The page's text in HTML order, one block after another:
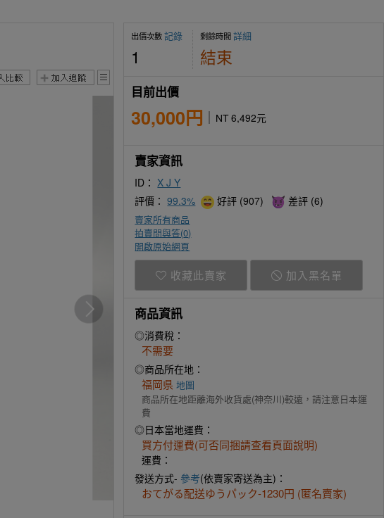
出價次數記錄
1
剩餘時間詳細
結束
目前出價
30,000円 NT 6,492元
賣家資訊
ID：X J Y
評價：99.3% 好評 (907) 差評 (6)
賣家所有商品
拍賣問與答(0)
開啟原始網頁
收藏此賣家 加入黑名單
商品資訊
◎消費稅：
不需要
◎商品所在地：
福岡県 地圖
商品所在地距離海外收貨處(神奈川)較遠，請注意日本運
費
◎日本當地運費：
買方付運費(可否同捆請查看頁面說明)
運費：
發送方式- 參考(依賣家寄送為主)：
おてがる配送ゆうパック-1230円 (匿名賣家)